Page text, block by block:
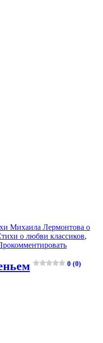
Михаила Лермонтова о
о любви классиков,
0 (0)